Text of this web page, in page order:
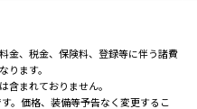
金、税金、保険料、登録等に伴う諸費
ります。
含まれておりません。
。価格、装備等予告なく変更するこ